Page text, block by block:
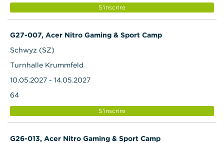
S'inscrire
G27-007, Acer Nitro Gaming & Sport Camp
Schwyz (SZ)
Turnhalle Krummfeld
10.05.2027 - 14.05.2027
64
S'inscrire
G26-013, Acer Nitro Gaming & Sport Camp